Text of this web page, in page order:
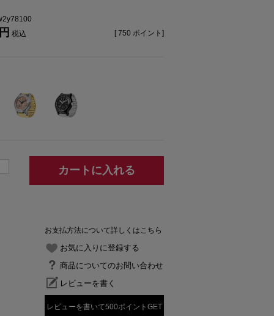
税込 [ 750 ポイント]
カートに入れる
お支払方法について詳しくはこちら
お気に入りに登録する
商品についてのお問い合わせ
レビューを書く
レビューを書いて500ポイントGET